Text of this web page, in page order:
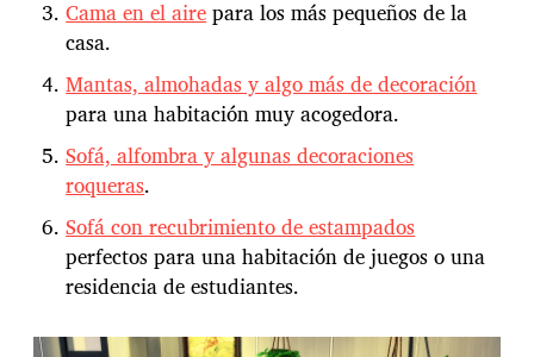
Cama en el airepara los más pequeños de la
casa.
Mantas, almohadas y algo más de decoración
para una habitación muy acogedora.
Sofá, alfombra y algunas decoraciones
roqueras.
Sofá con recubrimiento de estampados
perfectos para una habitación de juegos o una
residencia de estudiantes.